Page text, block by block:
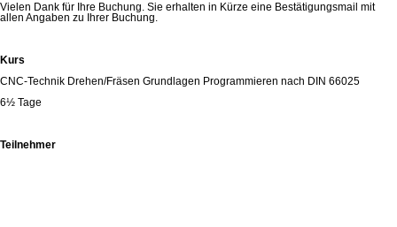
Vielen Dank für Ihre Buchung. Sie erhalten in Kürze eine Bestätigungsmail mit
allen Angaben zu Ihrer Buchung.
Kurs
CNC-Technik Drehen/Fräsen Grundlagen Programmieren nach DIN 66025
6½ Tage
Teilnehmer